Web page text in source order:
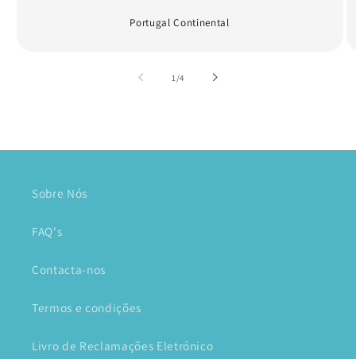
Portugal Continental
1 /de
4
Sobre Nós
FAQ's
Contacta-nos
Termos e condições
Livro de Reclamações Eletrónico